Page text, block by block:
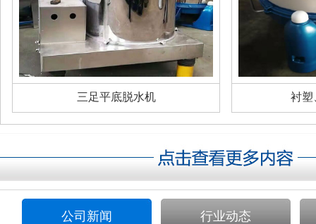
三足平底脱水机 衬塑
公司新闻 行业动态